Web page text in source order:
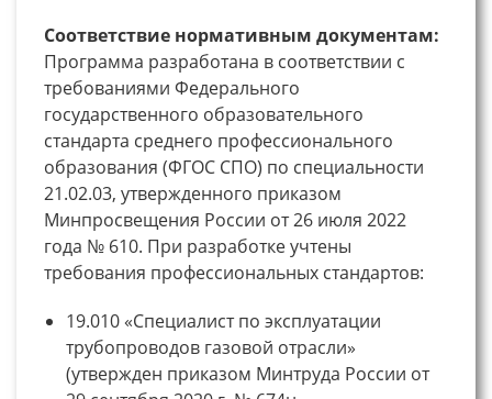
Соответствие нормативным документам:
Программа разработана в соответствии с
требованиями Федерального
государственного образовательного
стандарта среднего профессионального
образования (ФГОС СПО) по специальности
21.02.03, утвержденного приказом
Минпросвещения России от 26 июля 2022
года № 610. При разработке учтены
требования профессиональных стандартов:
19.010 «Специалист по эксплуатации
трубопроводов газовой отрасли»
(утвержден приказом Минтруда России от